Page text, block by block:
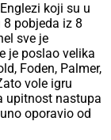
koji su u
pobjeda iz 8
sve je
je poslao velika
Foden, Palmer,
vole igru
upitnost nastupa
oporavio od